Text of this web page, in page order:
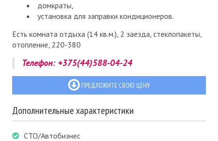
домкраты,
установка для заправки кондиционеров.
Есть комната отдыха (14 кв.м.), 2 заезда, стеклопакеты,
отопление, 220-380
Телефон: +375(44)588-04-24
ПРЕДЛОЖИТЕ СВОЮ ЦЕНУ
Дополнительные характеристики
СТО/Автобизнес